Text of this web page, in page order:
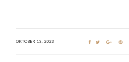
OKTOBER 13, 2023